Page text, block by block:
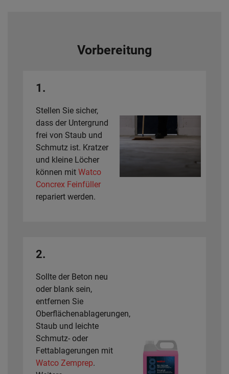
Vorbereitung
1.
Stellen Sie sicher,
dass der Untergrund
frei von Staub und
Schmutz ist. Kratzer
und kleine Löcher
können mit Watco
Concrex Feinfüller
repariert werden.
2.
Sollte der Beton neu
oder blank sein,
entfernen Sie
Oberflächenablagerungen,
Staub und leichte
Schmutz- oder
Fettablagerungen mit
Watco Zemprep.